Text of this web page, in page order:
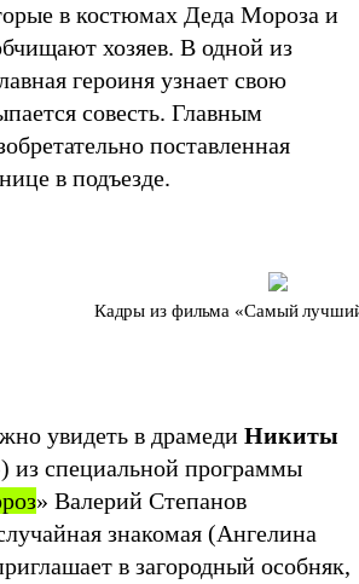
в костюмах Деда Мороза и
хозяев. В одной из
героиня узнает свою
совесть. Главным
поставленная
в подъезде.
Кадры из фильма «Самый
увидеть в драмеди Никиты
из специальной программы
» Валерий Степанов
знакомая (Ангелина
в загородный особняк,